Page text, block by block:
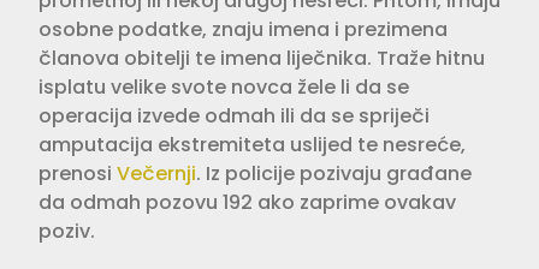
osobne podatke, znaju imena i prezimena
članova obitelji te imena liječnika. Traže hitnu
isplatu velike svote novca žele li da se
operacija izvede odmah ili da se spriječi
amputacija ekstremiteta uslijed te nesreće,
prenosi Večernji. Iz policije pozivaju građane
da odmah pozovu 192 ako zaprime ovakav
poziv.